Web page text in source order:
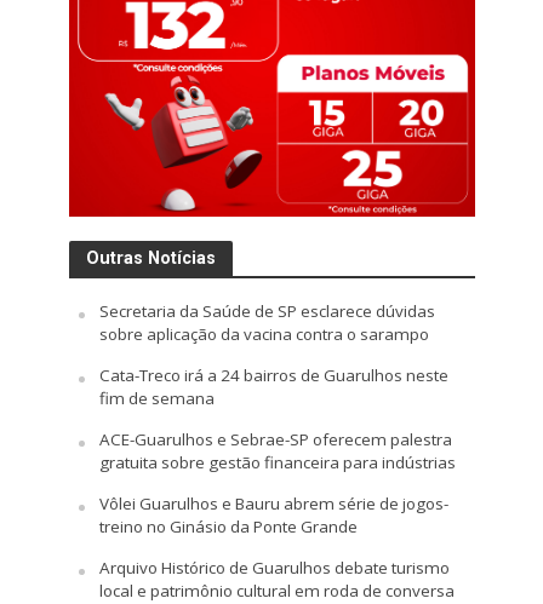
Outras Notícias
Secretaria da Saúde de SP esclarece dúvidas
sobre aplicação da vacina contra o sarampo
Cata-Treco irá a 24 bairros de Guarulhos neste
fim de semana
ACE-Guarulhos e Sebrae-SP oferecem palestra
gratuita sobre gestão financeira para indústrias
Vôlei Guarulhos e Bauru abrem série de jogos-
treino no Ginásio da Ponte Grande
Arquivo Histórico de Guarulhos debate turismo
local e patrimônio cultural em roda de conversa